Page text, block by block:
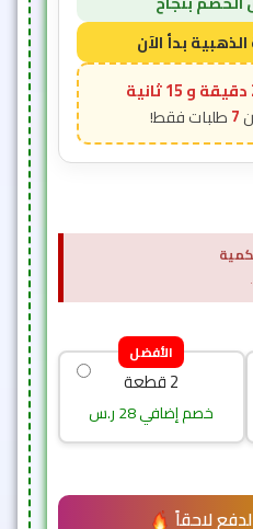
7
الأفضل
2 قطعة
خصم إضافي 28 ر.س
لاحقاً